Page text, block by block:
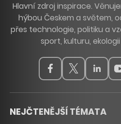
Hlavní zdroj inspirace.
hýbou Českem a světem,
přes technologie, politiku a
sport, kulturu,
NEJČTENĚJŠÍ TÉMATA